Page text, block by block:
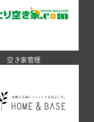
空き家管理